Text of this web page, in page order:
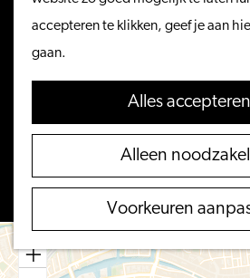
accepteren te klikken, geef je aan
gaan.
Alles accepteren
Alleen
Voorkeuren
homepage
naar
Galerie
de
rode
cirkel
naar
Galerie
de
rode
cirkel